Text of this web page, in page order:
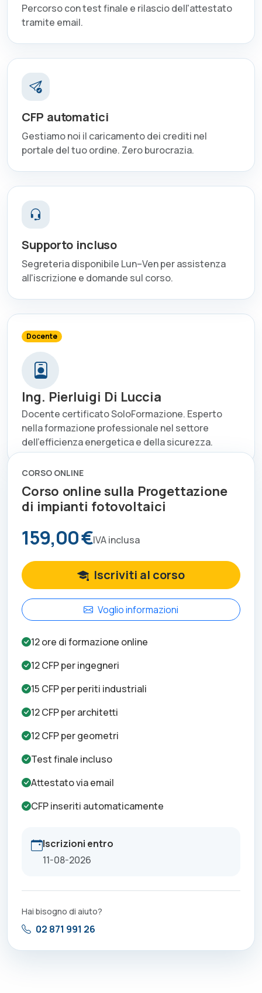
Percorso con test finale e rilascio dell'attestato
tramite email.
CFP automatici
Gestiamo noi il caricamento dei crediti nel
portale del tuo ordine. Zero burocrazia.
Supporto incluso
Segreteria disponibile Lun–Ven per assistenza
all'iscrizione e domande sul corso.
Docente
Ing. Pierluigi Di Luccia
Docente certificato SoloFormazione. Esperto
nella formazione professionale nel settore
dell'efficienza energetica e della sicurezza.
CORSO ONLINE
Corso online sulla Progettazione
di impianti fotovoltaici
159,00 €IVA inclusa
Iscriviti al corso
Voglio informazioni
12ore di formazione online
12CFP peringegneri
15 CFP perperiti industriali
12CFP perarchitetti
12CFP pergeometri
Test finale incluso
Attestato via email
CFP inseriti automaticamente
Iscrizioni entro
11-08-2026
Hai bisogno di aiuto?
02 871 991 26